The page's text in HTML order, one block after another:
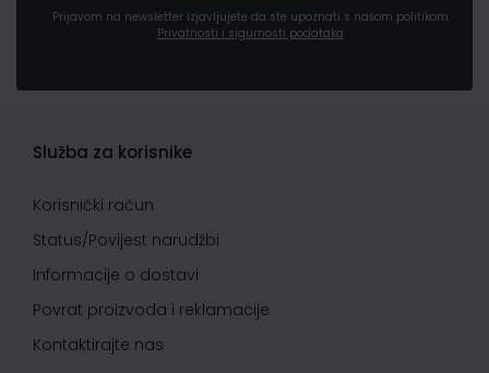
Prijavom na newsletter izjavljujete da ste upoznati s našom politikom
Privatnosti i sigurnosti podataka
Služba za korisnike
Korisnički račun
Status/Povijest narudžbi
Informacije o dostavi
Povrat proizvoda i reklamacije
Kontaktirajte nas